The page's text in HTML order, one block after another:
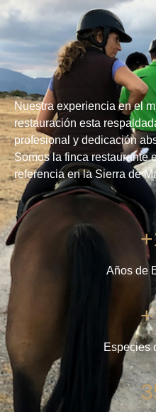
Nuestra experiencia en el
restauración esta
profesional y dedicación
Somos la finca restaurante
referencia en la Sierra de
Años de
Especies